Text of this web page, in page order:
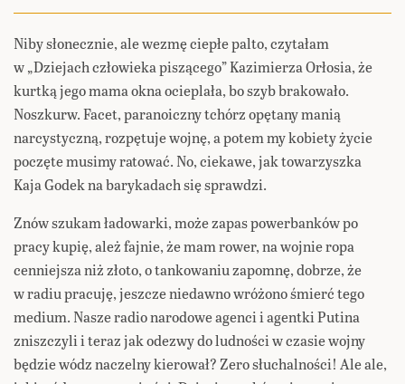
Niby słonecznie, ale wezmę ciepłe palto, czytałam
w „Dziejach człowieka piszącego” Kazimierza Orłosia, że
kurtką jego mama okna ocieplała, bo szyb brakowało.
Noszkurw. Facet, paranoiczny tchórz opętany manią
narcystyczną, rozpętuje wojnę, a potem my kobiety życie
poczęte musimy ratować. No, ciekawe, jak towarzyszka
Kaja Godek na barykadach się sprawdzi.
Znów szukam ładowarki, może zapas powerbanków po
pracy kupię, ależ fajnie, że mam rower, na wojnie ropa
cenniejsza niż złoto, o tankowaniu zapomnę, dobrze, że
w radiu pracuję, jeszcze niedawno wróżono śmierć tego
medium. Nasze radio narodowe agenci i agentki Putina
zniszczyli i teraz jak odezwy do ludności w czasie wojny
będzie wódz naczelny kierował? Zero słuchalności! Ale ale,